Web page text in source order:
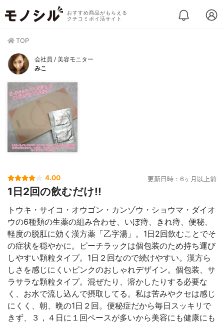
おすすめ商品がもらえる
クチコミポイ活サイト
TOP
会社員 / 美容モニター
みこ
4.00 更新日時：6ヶ月以上前
1日2回の飲むだけ!!
トウキ・サイコ・オウゴン・カンゾウ・ショウマ・ダイオ
ウの6種類の生薬の組み合わせ、いぼ痔、きれ痔、便秘、
軽度の脱肛に効く漢方薬「乙字湯」。1日2回飲むことでそ
の症状を穏やかに。ピーチラックは個包装のため持ち運び
しやすい顆粒タイプ。1日２回なので続けやすい。漢方ら
しさを感じにくいピンクのおしゃれデザイン。個包装、サ
ラサラな顆粒タイプ。混ぜたり、溶かしたりする必要な
く、お水で流し込んで摂取してる。私は苦みやクセは感じ
にくく、朝、晩の1日２回。便秘症だから毎日スッキリで
きず、３，４日に１回ペースが多いから美容にも健康にも